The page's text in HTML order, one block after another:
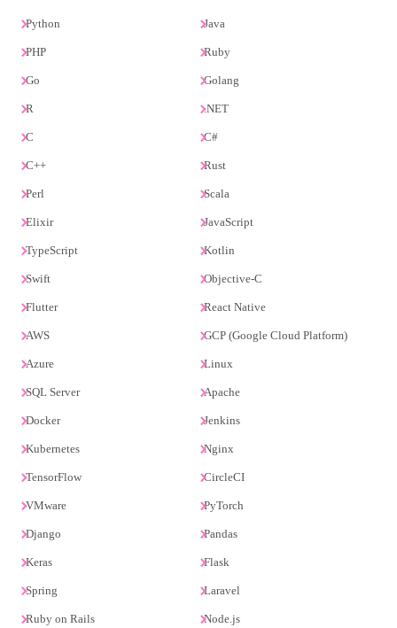
Python Java
PHP Ruby
Go Golang
R .NET
C C#
C++ Rust
Perl Scala
Elixir JavaScript
TypeScript Kotlin
Swift Objective-C
Flutter React Native
AWS GCP (Google Cloud Platform)
Azure Linux
SQL Server Apache
Docker Jenkins
Kubernetes Nginx
TensorFlow CircleCI
VMware PyTorch
Django Pandas
Keras Flask
Spring Laravel
Ruby on Rails Node.js